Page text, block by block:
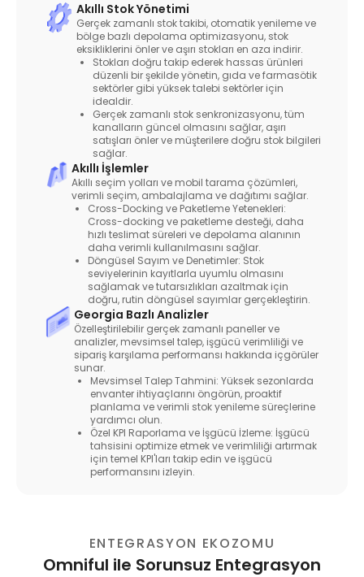
Akıllı Stok Yönetimi
Gerçek zamanlı stok takibi, otomatik yenileme ve
bölge bazlı depolama optimizasyonu, stok
eksikliklerini önler ve aşırı stokları en aza indirir.
Stokları doğru takip ederek hassas ürünleri
düzenli bir şekilde yönetin, gıda ve farmasötik
sektörler gibi yüksek talebi sektörler için
idealdir.
Gerçek zamanlı stok senkronizasyonu, tüm
kanalların güncel olmasını sağlar, aşırı
satışları önler ve müşterilere doğru stok bilgileri
sağlar.
Akıllı İşlemler
Akıllı seçim yolları ve mobil tarama çözümleri,
verimli seçim, ambalajlama ve dağıtımı sağlar.
Cross-Docking ve Paketleme Yetenekleri:
Cross-docking ve paketleme desteği, daha
hızlı teslimat süreleri ve depolama alanının
daha verimli kullanılmasını sağlar.
Döngüsel Sayım ve Denetimler: Stok
seviyelerinin kayıtlarla uyumlu olmasını
sağlamak ve tutarsızlıkları azaltmak için
doğru, rutin döngüsel sayımlar gerçekleştirin.
Georgia Bazlı Analizler
Özelleştirilebilir gerçek zamanlı paneller ve
analizler, mevsimsel talep, işgücü verimliliği ve
sipariş karşılama performansı hakkında içgörüler
sunar.
Mevsimsel Talep Tahmini: Yüksek sezonlarda
envanter ihtiyaçlarını öngörün, proaktif
planlama ve verimli stok yenileme süreçlerine
yardımcı olun.
Özel KPI Raporlama ve İşgücü İzleme: İşgücü
tahsisini optimize etmek ve verimliliği artırmak
için temel KPI'ları takip edin ve işgücü
performansını izleyin.
ENTEGRASYON EKOZOMU
Omniful ile Sorunsuz Entegrasyon